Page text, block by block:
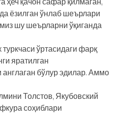
ёзилган ўнлаб шеърлари
шу шеърларни ўқиганда
туркчаси ўртасидаги фарқ
яратилган
бўлур эдилар. Аммо
Толстов, Якубовский
соҳиблари